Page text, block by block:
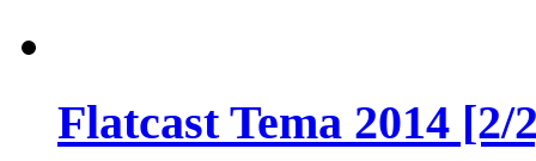
Flatcast Tema 2014 [2/